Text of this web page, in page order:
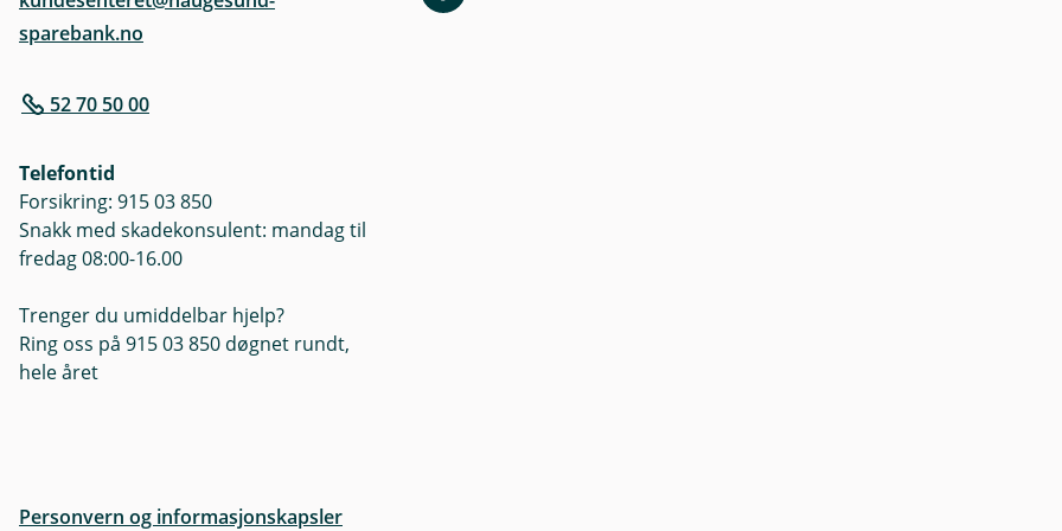
sparebank.no
52 70 50 00
Telefontid
Forsikring: 915 03 850
Snakk med skadekonsulent: mandag til
fredag 08:00-16.00
Trenger du umiddelbar hjelp?
Ring oss på 915 03 850 døgnet rundt,
hele året
Personvern og informasjonskapsler